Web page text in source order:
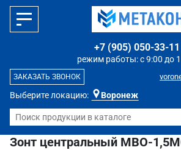
Выберите локацию: Воронеж
режим работы: с 9:00 до
+7 (905) 050-33-11
ЗАКАЗАТЬ ЗВОНОК
Зонт центральный МВО-